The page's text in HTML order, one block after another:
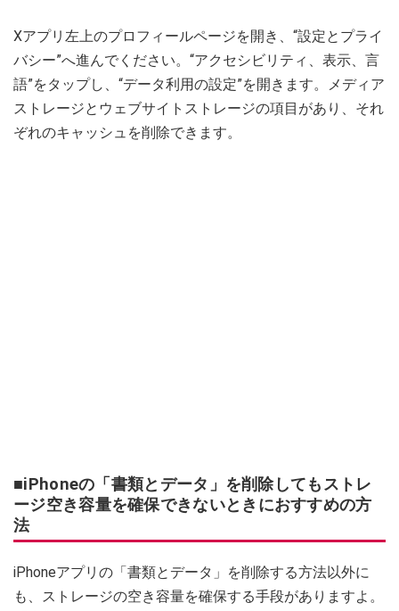
Xアプリ左上のプロフィールページを開き、“設定とプライ
バシー”へ進んでください。“アクセシビリティ、表示、言
語”をタップし、“データ利用の設定”を開きます。メディア
ストレージとウェブサイトストレージの項目があり、それ
ぞれのキャッシュを削除できます。
■iPhoneの「書類とデータ」を削除してもストレ
ージ空き容量を確保できないときにおすすめの方
法
iPhoneアプリの「書類とデータ」を削除する方法以外に
も、ストレージの空き容量を確保する手段がありますよ。